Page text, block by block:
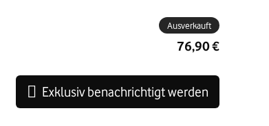
Ausverkauft
76,90 €
Exklusiv benachrichtigt werden